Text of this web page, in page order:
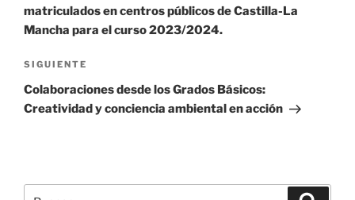
matriculados en centros públicos de Castilla-La
Mancha para el curso 2023/2024.
Siguiente
entrada
SIGUIENTE
Colaboraciones desde los Grados Básicos:
Creatividad y conciencia ambiental en acción